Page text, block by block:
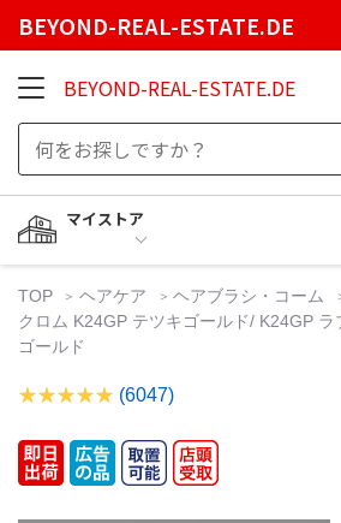
BEYOND-REAL-ESTATE.DE
BEYOND-REAL-ESTATE.DE
マイストア
TOP ヘアケア ヘアブラシ・コーム
クロム K24GP テツキゴールド/ K24GP
ゴールド
(6047)